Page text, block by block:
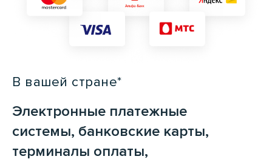
В вашей стране*
Электронные платежные
системы, банковские карты,
терминалы оплаты,